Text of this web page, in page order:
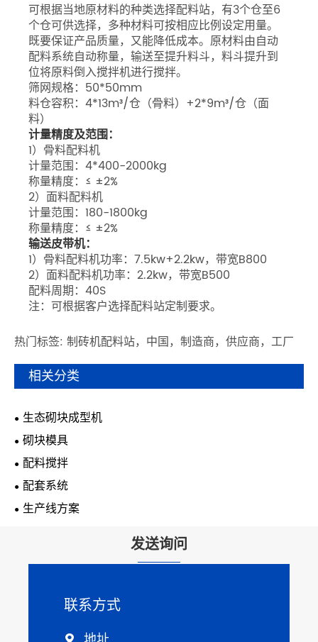
可根据当地原材料的种类选择配料站，有3个仓至6
个仓可供选择，多种材料可按相应比例设定用量。
既要保证产品质量，又能降低成本。原材料由自动
配料系统自动称量，输送至提升料斗，料斗提升到
位将原料倒入搅拌机进行搅拌。
筛网规格：50*50mm
料仓容积：4*13m³/仓（骨料）+2*9m³/仓（面
料）
计量精度及范围：
1）骨料配料机
计量范围：4*400-2000kg
称量精度：≤ ±2%
2）面料配料机
计量范围：180-1800kg
称量精度：≤ ±2%
输送皮带机：
1）骨料配料机功率：7.5kw+2.2kw，带宽B800
2）面料配料机功率：2.2kw，带宽B500
配料周期：40S
注：可根据客户选择配料站定制要求。
热门标签: 制砖机配料站，中国，制造商，供应商，工厂
相关分类
生态砌块成型机
砌块模具
配料搅拌
配套系统
生产线方案
发送询问
联系方式
